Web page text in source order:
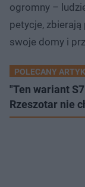
ogromny –
petycje,
swoje domy i
POLECANY
"Ten wariant
Rzeszotar nie